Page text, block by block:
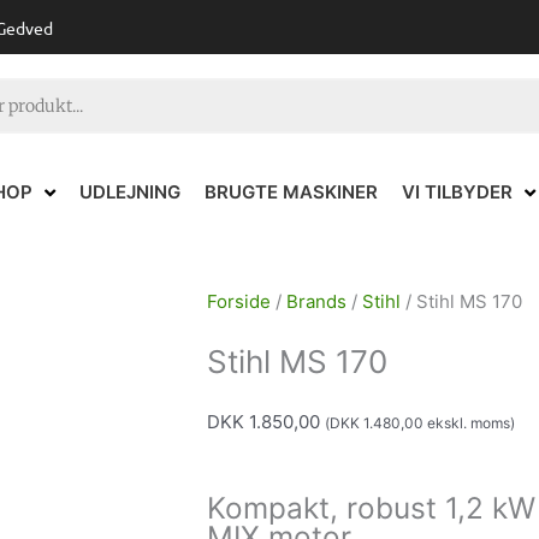
UDLEJNING BRUGTE MASKINER VI TILBYDER
Forside / Brands / Stihl / Stihl MS 170
Stihl MS 170
DKK 1.850,00 (DKK 1.480,00 ekskl. moms)
Kompakt, robust 1,2